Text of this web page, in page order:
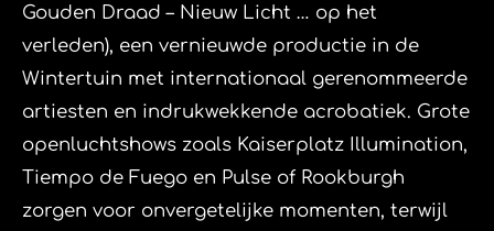
Gouden Draad – Nieuw Licht … op het
verleden), een vernieuwde productie in de
Wintertuin met internationaal gerenommeerde
artiesten en indrukwekkende acrobatiek. Grote
openluchtshows zoals Kaiserplatz Illumination,
Tiempo de Fuego en Pulse of Rookburgh
zorgen voor onvergetelijke momenten, terwijl